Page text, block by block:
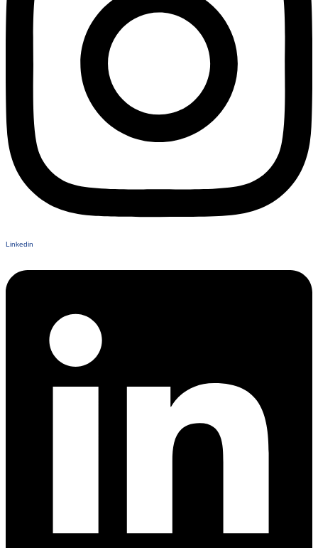
Linkedin